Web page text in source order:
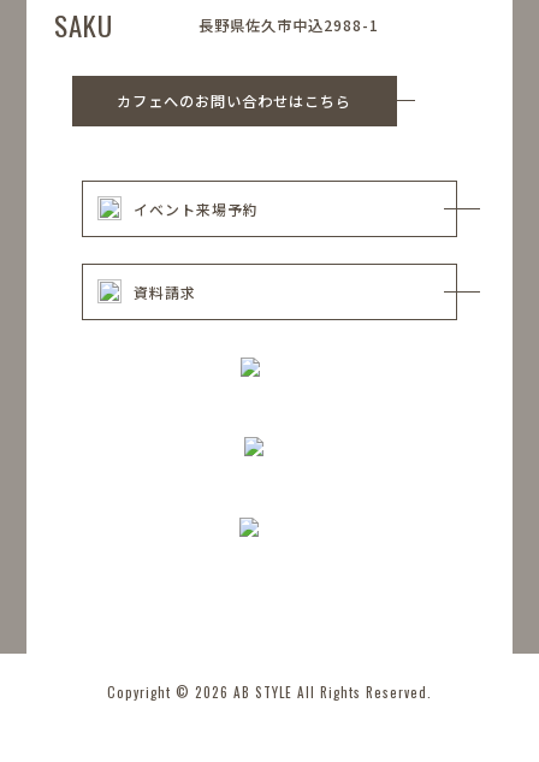
SAKU 長野県佐久市中込2988-1
カフェへのお問い合わせはこちら
イベント来場予約
資料請求
Copyright © 2026 AB STYLE All Rights Reserved.